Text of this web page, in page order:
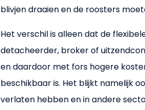
blivjen draaien en de roosters
Het verschil is alleen dat de
detacheerder, broker of
en daardoor met fors hogere
beschikbaar is. Het blijkt namelijk
verlaten hebben en in andere